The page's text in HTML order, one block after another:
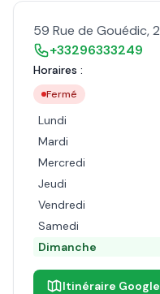
59 Rue de Gouédic,
+33296333249
Horaires :
Fermé
Lundi
Mardi
Mercredi
Jeudi
Vendredi
Samedi
Dimanche
Itinéraire